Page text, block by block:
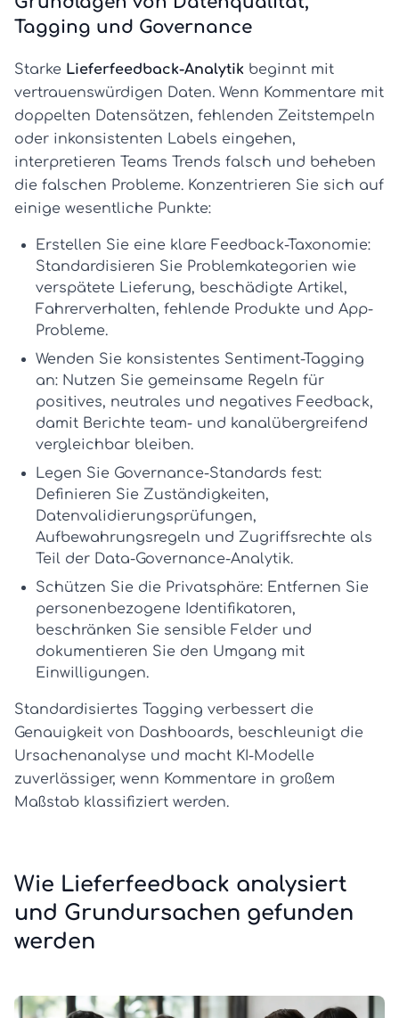
Tagging und Governance
Starke Lieferfeedback-Analytik beginnt mit
vertrauenswürdigen Daten. Wenn Kommentare mit
doppelten Datensätzen, fehlenden Zeitstempeln
oder inkonsistenten Labels eingehen,
interpretieren Teams Trends falsch und beheben
die falschen Probleme. Konzentrieren Sie sich auf
einige wesentliche Punkte:
Erstellen Sie eine klare Feedback-Taxonomie:
Standardisieren Sie Problemkategorien wie
verspätete Lieferung, beschädigte Artikel,
Fahrerverhalten, fehlende Produkte und App-
Probleme.
Wenden Sie konsistentes Sentiment-Tagging
an: Nutzen Sie gemeinsame Regeln für
positives, neutrales und negatives Feedback,
damit Berichte team- und kanalübergreifend
vergleichbar bleiben.
Legen Sie Governance-Standards fest:
Definieren Sie Zuständigkeiten,
Datenvalidierungsprüfungen,
Aufbewahrungsregeln und Zugriffsrechte als
Teil der Data-Governance-Analytik.
Schützen Sie die Privatsphäre: Entfernen Sie
personenbezogene Identifikatoren,
beschränken Sie sensible Felder und
dokumentieren Sie den Umgang mit
Einwilligungen.
Standardisiertes Tagging verbessert die
Genauigkeit von Dashboards, beschleunigt die
Ursachenanalyse und macht KI-Modelle
zuverlässiger, wenn Kommentare in großem
Maßstab klassifiziert werden.
Wie Lieferfeedback analysiert
und Grundursachen gefunden
werden